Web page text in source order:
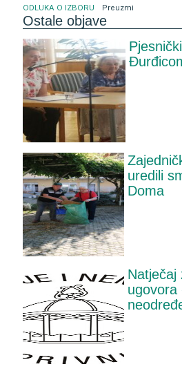
ODLUKA O IZBORU Preuzmi
Ostale objave
uredili
Doma
Natječaj
ugovora